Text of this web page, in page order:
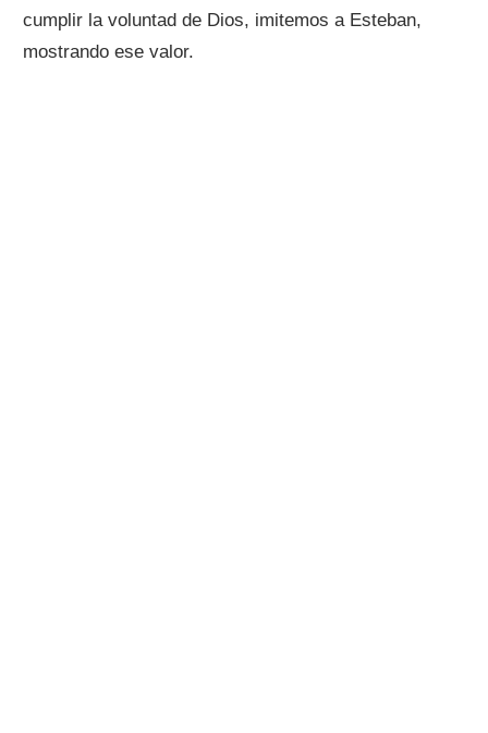
cumplir la voluntad de Dios, imitemos a Esteban,
mostrando ese valor.